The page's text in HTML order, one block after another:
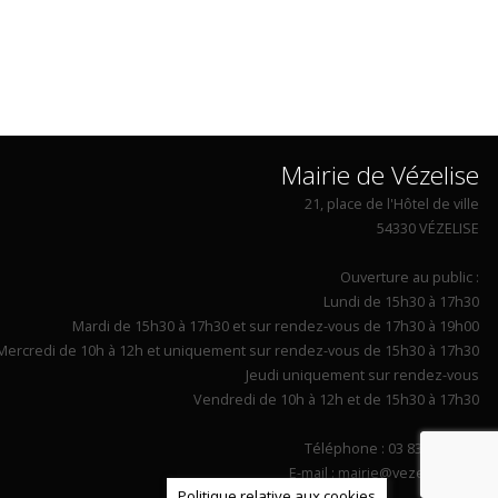
Mairie de Vézelise
21, place de l'Hôtel de ville
54330 VÉZELISE
Ouverture au public :
Lundi de 15h30 à 17h30
Mardi de 15h30 à 17h30 et sur rendez-vous de 17h30 à 19h00
de 10h à 12h et uniquement sur rendez-vous de 15h30 à 17h30
Jeudi uniquement sur rendez-vous
Vendredi de 10h à 12h et de 15h30 à 17h30
Téléphone : 03 83 26 90 14
E-mail : mairie@vezelise.com